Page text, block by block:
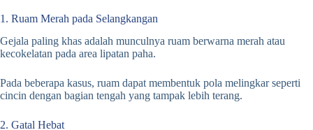
1. Ruam Merah pada Selangkangan
Gejala paling khas adalah munculnya ruam berwarna merah atau
kecokelatan pada area lipatan paha.
Pada beberapa kasus, ruam dapat membentuk pola melingkar seperti
cincin dengan bagian tengah yang tampak lebih terang.
2. Gatal Hebat